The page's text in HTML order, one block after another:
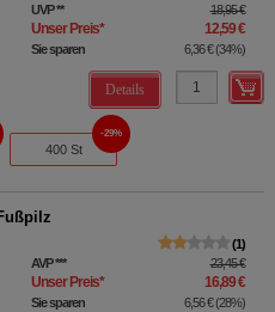
UVP** 18,95 €
Unser Preis* 12,59 €
Sie sparen 6,36 €(34%)
Details
400 St
29%
1
AVP*** 23,45 €
Unser Preis* 16,89 €
Sie sparen 6,56 €(28%)